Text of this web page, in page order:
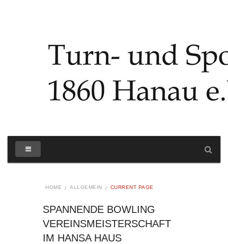
HOME ALLGEMEIN CURRENT PAGE
SPANNENDE BOWLING
VEREINSMEISTERSCHAFT
IM HANSA HAUS